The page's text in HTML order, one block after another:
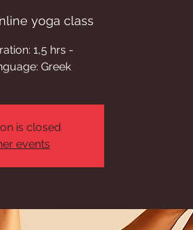
yoga class
1,5 hrs -
Greek
is closed
events